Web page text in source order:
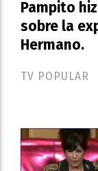
Pampito
sobre la
Hermano.
TV POPULAR